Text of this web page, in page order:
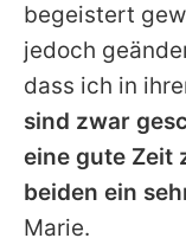
begeistert
jedoch
dass ich in
sind zwar
eine gute Zeit
beiden ein
Marie.